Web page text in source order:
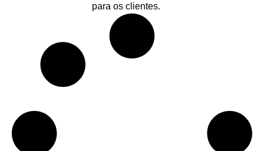
para os clientes.